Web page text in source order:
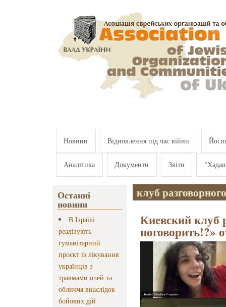
Новини Відновлення під час війни
Аналітика Документи Звіти
Останні
новини
В Ізраїлі
реалізують
гуманітарний
проєкт із лікування
українців з
травмами очей та
обличчя внаслідок
бойових дій
клуб
Киевский клуб
поговорить!?»